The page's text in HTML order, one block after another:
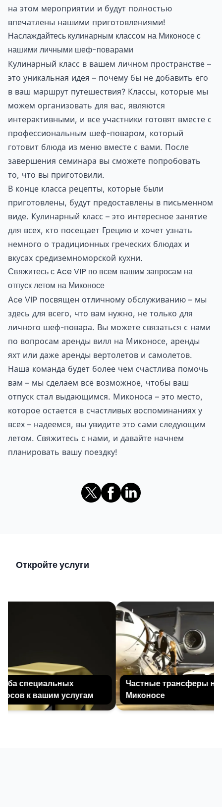
на этом мероприятии и будут полностью
впечатлены нашими приготовлениями!
Наслаждайтесь кулинарным классом на Миконосе с
нашими личными шеф-поварами
Кулинарный класс в вашем личном пространстве –
это уникальная идея – почему бы не добавить его
в ваш маршрут путешествия? Классы, которые мы
можем организовать для вас, являются
интерактивными, и все участники готовят вместе с
профессиональным шеф-поваром, который
готовит блюда из меню вместе с вами. После
завершения семинара вы сможете попробовать
то, что вы приготовили.
В конце класса рецепты, которые были
приготовлены, будут предоставлены в письменном
виде. Кулинарный класс – это интересное занятие
для всех, кто посещает Грецию и хочет узнать
немного о традиционных греческих блюдах и
вкусах средиземноморской кухни.
Свяжитесь с Ace VIP по всем вашим запросам на
отпуск летом на Миконосе
Ace VIP посвящен отличному обслуживанию – мы
здесь для всего, что вам нужно, не только для
личного шеф-повара. Вы можете связаться с нами
по вопросам аренды вилл на Миконосе, аренды
яхт или даже аренды вертолетов и самолетов.
Наша команда будет более чем счастлива помочь
вам – мы сделаем всё возможное, чтобы ваш
отпуск стал выдающимся. Миконоса – это место,
которое остается в счастливых воспоминаниях у
всех – надеемся, вы увидите это сами следующим
летом. Свяжитесь с нами, и давайте начнем
планировать вашу поездку!
Откройте услуги
специальных
к вашим услугам
Частные трансферы на
Миконосе